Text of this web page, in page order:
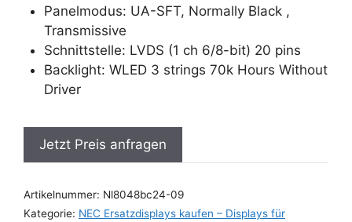
Panelmodus: UA-SFT, Normally Black ,
Transmissive
Schnittstelle: LVDS (1 ch 6/8-bit) 20 pins
Backlight: WLED 3 strings 70k Hours Without
Driver
Jetzt Preis anfragen
Artikelnummer: Nl8048bc24-09
Kategorie: NEC Ersatzdisplays kaufen – Displays für